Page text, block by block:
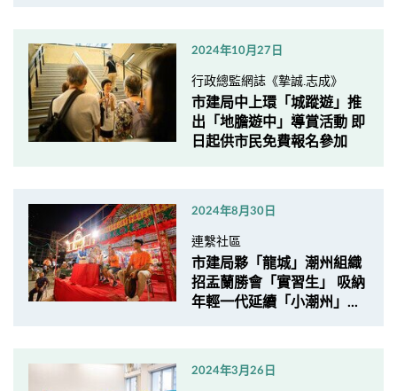
2024年10月27日
行政總監網誌《摯誠.志成》
市建局中上環「城蹤遊」推
出「地膽遊中」導賞活動 即
日起供市民免費報名參加
2024年8月30日
連繫社區
市建局夥「龍城」潮州組織
招盂蘭勝會「實習生」 吸納
年輕一代延續「小潮州」...
2024年3月26日